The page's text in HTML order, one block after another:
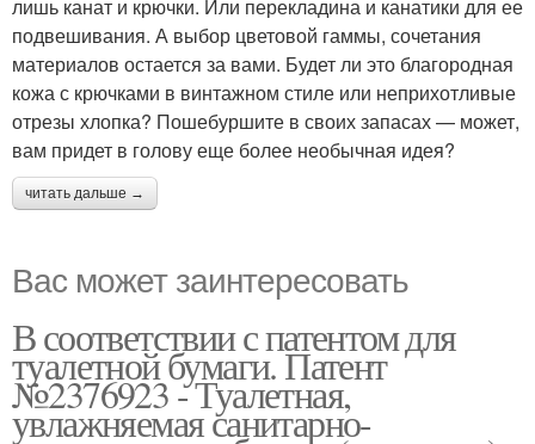
лишь канат и крючки. Или перекладина и канатики для ее
подвешивания. А выбор цветовой гаммы, сочетания
материалов остается за вами. Будет ли это благородная
кожа с крючками в винтажном стиле или неприхотливые
отрезы хлопка? Пошебуршите в своих запасах — может,
вам придет в голову еще более необычная идея?
читать дальше →
Вас может заинтересовать
В соответствии с патентом для
туалетной бумаги. Патент
№2376923 - Туалетная,
увлажняемая санитарно-